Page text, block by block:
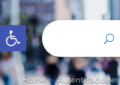
Abrir barra de herramientas
Home 9 Autenticaciones